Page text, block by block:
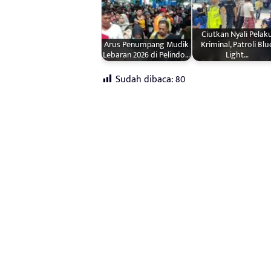
Arus Penumpang Mudik
Lebaran 2026 di Pelindo…
Ciutkan Nyali
Kriminal, Patroli
Light…
Sudah dibaca:80